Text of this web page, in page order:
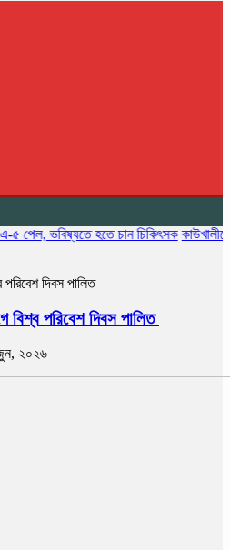
ভবিষ্যতে হতে চান চিকিৎসক কাউখালীতে সরকারি
দিবস পালিত
পরিবেশ দিবস পালিত
২০২৬